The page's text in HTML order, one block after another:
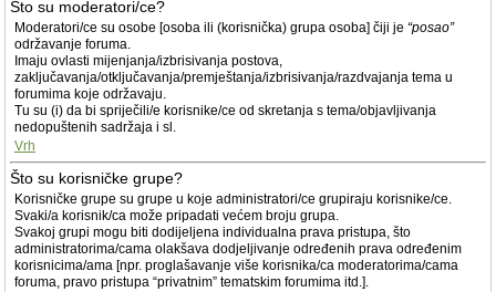
Što su moderatori/ce?
Moderatori/ce su osobe [osoba ili (korisnička) grupa osoba] čiji je “posao”
održavanje foruma.
Imaju ovlasti mijenjanja/izbrisivanja postova,
zaključavanja/otključavanja/premještanja/izbrisivanja/razdvajanja tema u
forumima koje održavaju.
Tu su (i) da bi spriječili/e korisnike/ce od skretanja s tema/objavljivanja
nedopuštenih sadržaja i sl.
Vrh
Što su korisničke grupe?
Korisničke grupe su grupe u koje administratori/ce grupiraju korisnike/ce.
Svaki/a korisnik/ca može pripadati većem broju grupa.
Svakoj grupi mogu biti dodijeljena individualna prava pristupa, što
administratorima/cama olakšava dodjeljivanje određenih prava određenim
korisnicima/ama [npr. proglašavanje više korisnika/ca moderatorima/cama
foruma, pravo pristupa “privatnim” tematskim forumima itd.].